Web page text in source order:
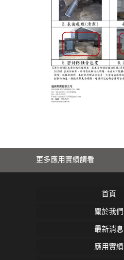
更多應用實績請看
首頁
關於我們
最新消息
應用實績